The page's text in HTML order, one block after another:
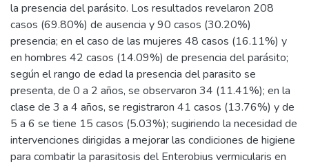
la presencia del parásito. Los resultados revelaron 208
casos (69.80%) de ausencia y 90 casos (30.20%)
presencia; en el caso de las mujeres 48 casos (16.11%) y
en hombres 42 casos (14.09%) de presencia del parásito;
según el rango de edad la presencia del parasito se
presenta, de 0 a 2 años, se observaron 34 (11.41%); en la
clase de 3 a 4 años, se registraron 41 casos (13.76%) y de
5 a 6 se tiene 15 casos (5.03%); sugiriendo la necesidad de
intervenciones dirigidas a mejorar las condiciones de higiene
para combatir la parasitosis del Enterobius vermicularis en